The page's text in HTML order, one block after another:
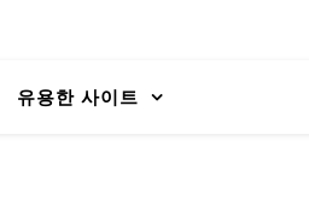
유용한 사이트